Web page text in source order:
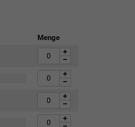
Menge